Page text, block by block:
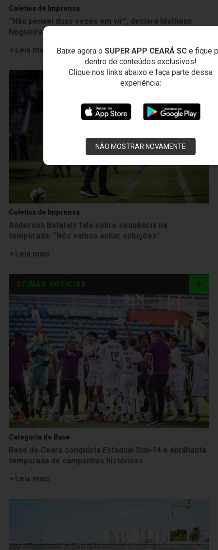
Baixe agora o SUPER APP CEARÁ SCe fique
dentro de conteúdos exclusivos!
Clique nos links abaixo e faça parte dessa
experiência:
NÃO MOSTRAR NOVAMENTE
Coletiva de Imprensa
“Não pensei duas vezes em vir”, declara Matheus
Nogueira em sua apresentação oficial
Leia mais
Coletiva de Imprensa
Anderson Batatais fala sobre sequência na
temporada: “Nós vamos achar soluções”
Leia mais
ÚTIMAS NOTÍCIAS
Categoria de Base
Base do Ceará conquista Estadual Sub-14 e abrilhanta
temporada de campanhas históricas
Leia mais